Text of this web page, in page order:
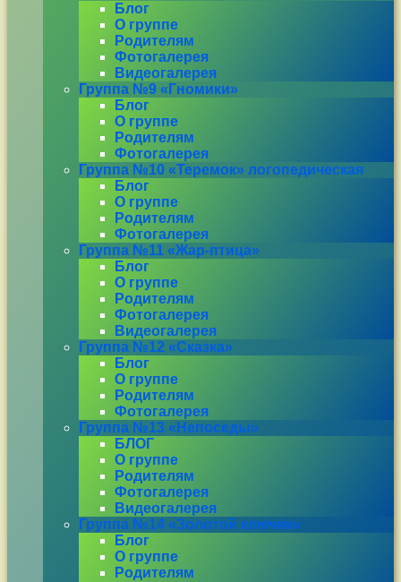
Блог
О группе
Родителям
Фотогалерея
Видеогалерея
Группа №9 «Гномики»
Блог
О группе
Родителям
Фотогалерея
Группа №10 «Теремок» логопедическая
Блог
О группе
Родителям
Фотогалерея
Группа №11 «Жар-птица»
Блог
О группе
Родителям
Фотогалерея
Видеогалерея
Группа №12 «Сказка»
Блог
О группе
Родителям
Фотогалерея
Группа №13 «Непоседы»
БЛОГ
О группе
Родителям
Фотогалерея
Видеогалерея
Группа №14 «Золотой ключик»
Блог
О группе
Родителям